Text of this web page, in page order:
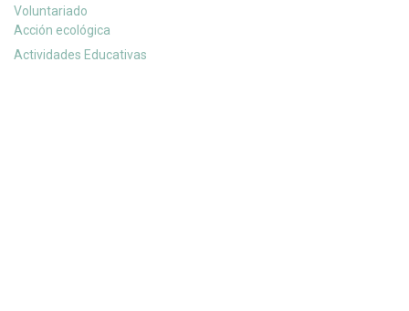
Voluntariado
Acción ecológica
Actividades Educativas